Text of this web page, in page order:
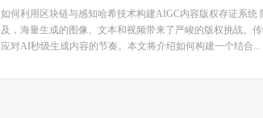
如何利用区块链与感知哈希技术构建AIGC内容版权存证系统
及，海量生成的图像、文本和视频带来了严峻的版权挑战。
应对AI秒级生成内容的节奏。本文将介绍如何构建一个结合...